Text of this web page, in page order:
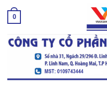
Skip
0